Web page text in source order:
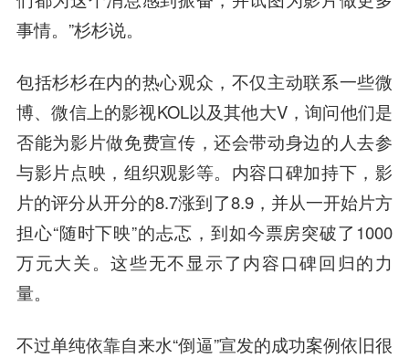
事情。”杉杉说。
包括杉杉在内的热心观众，不仅主动联系一些微
博、微信上的影视KOL以及其他大V，询问他们是
否能为影片做免费宣传，还会带动身边的人去参
与影片点映，组织观影等。内容口碑加持下，影
片的评分从开分的8.7涨到了8.9，并从一开始片方
担心“随时下映”的忐忑，到如今票房突破了1000
万元大关。这些无不显示了内容口碑回归的力
量。
不过单纯依靠自来水“倒逼”宣发的成功案例依旧很